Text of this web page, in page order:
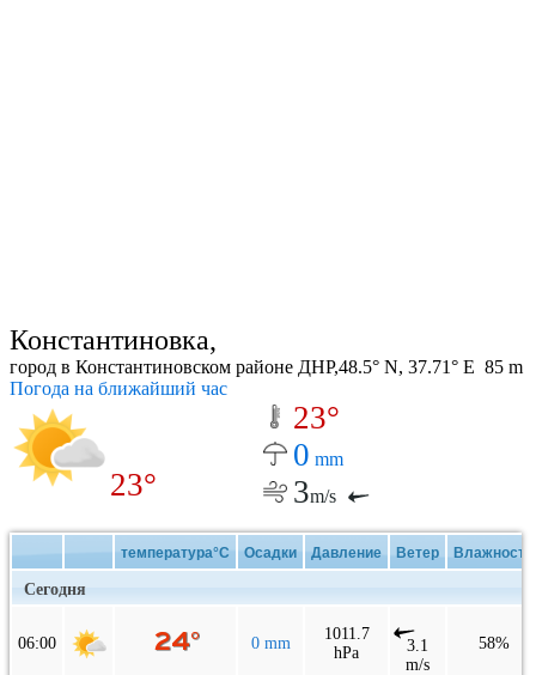
Константиновка,
город в Константиновском районе ДНР,48.5° N, 37.71° E 85 m
Погода на ближайший час
23°
23°
0 mm
3m/s
температура°C Осадки Давление Ветер Влажность
Сегодня
06:00 0 mm
1011.7
hPa
3.1
m/s
58%